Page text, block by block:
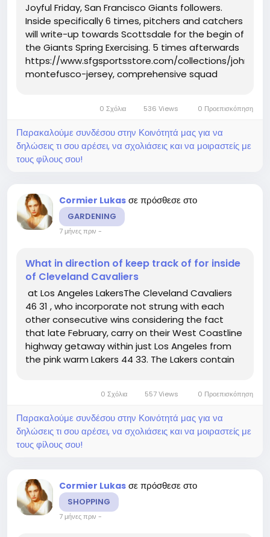
Joyful Friday, San Francisco Giants followers.
Inside specifically 6 times, pitchers and catchers
will write-up towards Scottsdale for the begin of
the Giants Spring Exercising. 5 times afterwards
https://www.sfgsportsstore.com/collections/john-
montefusco-jersey, comprehensive squad
Spring Doing exercises...
0 Σχόλια 536 Views 0 Προεπισκόπηση
Παρακαλούμε συνδέσου στην Κοινότητά μας για να
δηλώσεις τι σου αρέσει, να σχολιάσεις και να μοιραστείς με
τους φίλους σου!
Cormier Lukas σε πρόσθεσε στο
GARDENING
7 μήνες πριν -
What in direction of keep track of for inside
of Cleveland Cavaliers
at Los Angeles LakersThe Cleveland Cavaliers
46 31 , who incorporate not strung with each
other consecutive wins considering the fact
that late February, carry on their West Coastline
highway getaway within just Los Angeles from
the pink warm Lakers 44 33. The Lakers contain
0 Σχόλια 557 Views 0 Προεπισκόπηση
Παρακαλούμε συνδέσου στην Κοινότητά μας για να
δηλώσεις τι σου αρέσει, να σχολιάσεις και να μοιραστείς με
τους φίλους σου!
Cormier Lukas σε πρόσθεσε στο
SHOPPING
7 μήνες πριν -